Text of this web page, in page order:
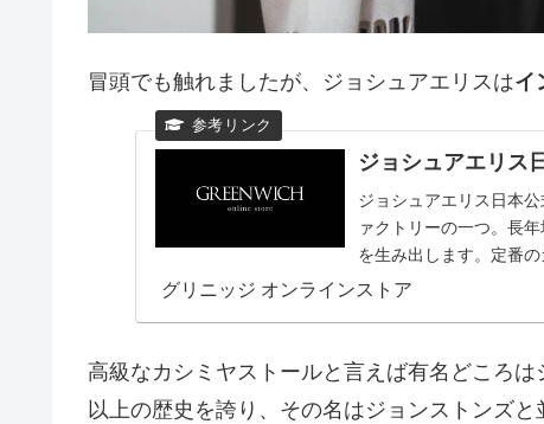
冒頭でも触れましたが、ジョシュアエリスはイ
ジョシュアエリス
ジョシュアエリス日本
ァクトリーの一つ。長
を生み出します。定番
トールお取り扱い中。
グリニッジ オンラインストア
高級なカシミヤストールと言えば有名どころ
以上の歴史を誇り、その名はジョンストンズと